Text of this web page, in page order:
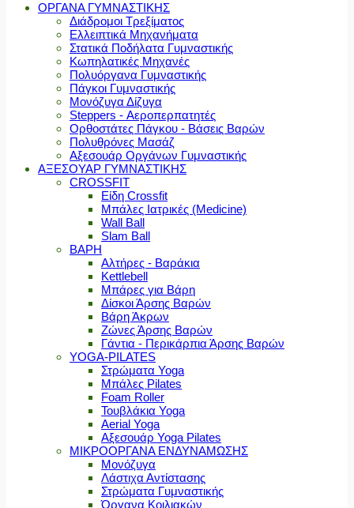
ΟΡΓΑΝΑ ΓΥΜΝΑΣΤΙΚΗΣ
Διάδρομοι Τρεξίματος
Ελλειπτικά Μηχανήματα
Στατικά Ποδήλατα Γυμναστικής
Κωπηλατικές Μηχανές
Πολυόργανα Γυμναστικής
Πάγκοι Γυμναστικής
Μονόζυγα Δίζυγα
Steppers - Αεροπερπατητές
Ορθοστάτες Πάγκου - Βάσεις Βαρών
Πολυθρόνες Μασάζ
Αξεσουάρ Οργάνων Γυμναστικής
ΑΞΕΣΟΥΑΡ ΓΥΜΝΑΣΤΙΚΗΣ
CROSSFIT
Είδη Crossfit
Μπάλες Ιατρικές (Medicine)
Wall Ball
Slam Ball
ΒΑΡΗ
Αλτήρες - Βαράκια
Kettlebell
Μπάρες για Βάρη
Δίσκοι Άρσης Βαρών
Βάρη Άκρων
Ζώνες Άρσης Βαρών
Γάντια - Περικάρπια Άρσης Βαρών
YOGA-PILATES
Στρώματα Yoga
Μπάλες Pilates
Foam Roller
Τουβλάκια Yoga
Aerial Yoga
Αξεσουάρ Yoga Pilates
ΜΙΚΡΟΟΡΓΑΝΑ ΕΝΔΥΝΑΜΩΣΗΣ
Μονόζυγα
Λάστιχα Αντίστασης
Στρώματα Γυμναστικής
Όργανα Κοιλιακών